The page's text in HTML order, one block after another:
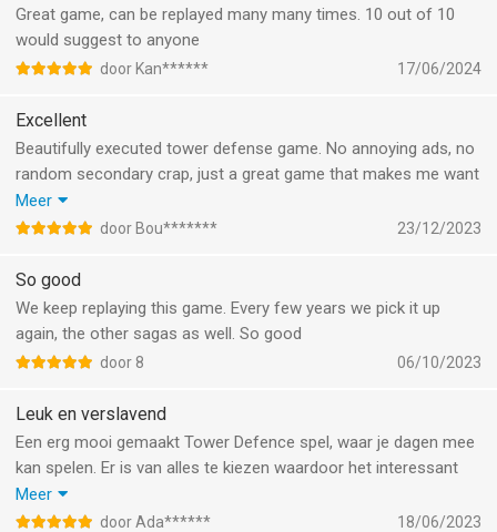
Great game, can be replayed many many times. 10 out of 10
would suggest to anyone
door Kan****** 17/06/2024
Excellent
Beautifully executed tower defense game. No annoying ads, no
random secondary crap, just a great game that makes me want
to pay for it. I bought some gems, not because I need them but
to send some money your way.
strategy as an example. I hope you guys are making enough
money off this
Meer
door Bou******* 23/12/2023
So good
We keep replaying this game. Every few years we pick it up
again, the other sagas as well. So good
door 8 06/10/2023
Leuk en verslavend
Een erg mooi gemaakt Tower Defence spel, waar je dagen mee
kan spelen. Er is van alles te kiezen waardoor het interessant
blijft. Sympathiek vind ik dat je ook zonder iets te kopen alles uit
kan spelen. Alleen op de moeilijkste levels grenst het aan het
Meer
door Ada****** 18/06/2023